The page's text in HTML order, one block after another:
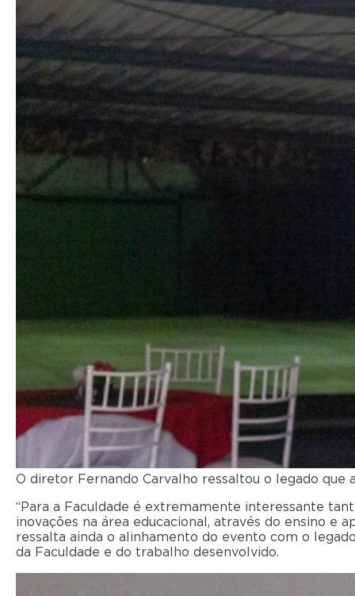
O diretor Fernando Carvalho ressaltou o legado
“Para a Faculdade é extremamente interessante
inovações na área educacional, através do ensino e
ressalta ainda o alinhamento do evento com o
da Faculdade e do trabalho desenvolvido.